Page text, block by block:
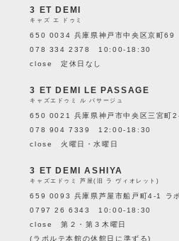
3 ET DEMI
キャズ エ ドゥミ
650 0034 兵庫県神戸市中央区京町69
078 334 2378 10:00-18:30
close 定休日なし
3 ET DEMI LE PASSAGE
キャズエドゥミ ル パサージュ
650 0021 兵庫県神戸市中央区三宮町
078 904 7339 12:00-18:30
close 火曜日・水曜日
3 ET DEMI ASHIYA
キャズエドゥミ 芦屋(旧 ラ ヴィオレット)
659 0093 兵庫県芦屋市船戸町4-1 ラ
0797 26 6343 10:00-18:30
close 第２・第３木曜日
(ラポルテ本館の休館日に準ずる)